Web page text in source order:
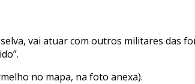
vai atuar com outros militares das
no mapa, na foto anexa).